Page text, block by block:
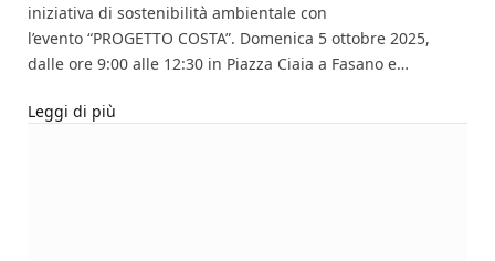
iniziativa di sostenibilità ambientale con
l’evento “PROGETTO COSTA”. Domenica 5 ottobre 2025,
dalle ore 9:00 alle 12:30 in Piazza Ciaia a Fasano e…
Leggi di più